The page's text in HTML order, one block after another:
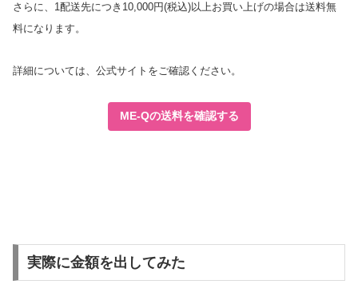
さらに、1配送先につき10,000円(税込)以上お買い上げの場合は送料無
料になります。
詳細については、公式サイトをご確認ください。
ME-Qの送料を確認する
実際に金額を出してみた